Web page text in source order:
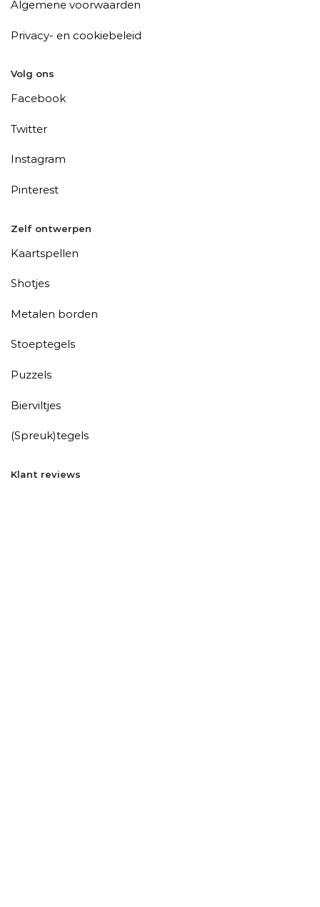
Algemene voorwaarden
Privacy- en cookiebeleid
Volg ons
Facebook
Twitter
Instagram
Pinterest
Zelf ontwerpen
Kaartspellen
Shotjes
Metalen borden
Stoeptegels
Puzzels
Bierviltjes
(Spreuk)tegels
Klant reviews